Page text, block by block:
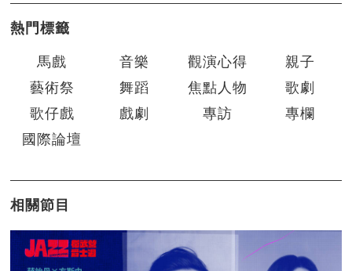
熱門標籤
馬戲 音樂 觀演心得
親子
藝術祭
舞蹈 焦點人物
歌劇
歌仔戲
戲劇 專訪
專欄
國際論壇
相關節目